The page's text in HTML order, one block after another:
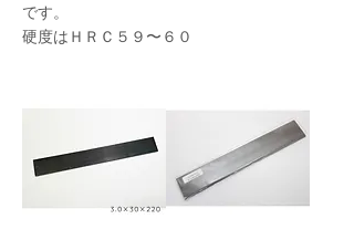
です。
硬度はＨＲＣ５９〜６０